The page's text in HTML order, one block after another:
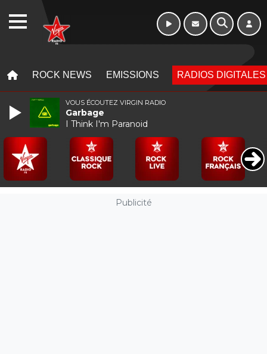
ROCK NEWS EMISSIONS RADIOS DIGITALES
Publicité
VOUS ÉCOUTEZ VIRGIN RADIO
Garbage
I Think I'm Paranoid
WEBRADIO